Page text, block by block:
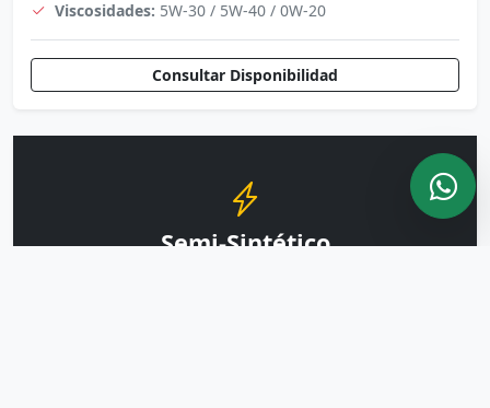
Viscosidades: 5W-30 / 5W-40 / 0W-20
Consultar Disponibilidad
Semi-Sintético